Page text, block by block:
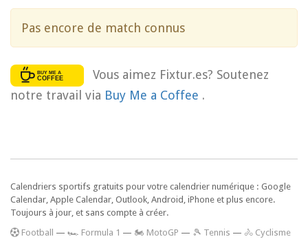
Pas encore de match connus
Vous aimez Fixtur.es? Soutenez
notre travail via Buy Me a Coffee .
Calendriers sportifs gratuits pour votre calendrier numérique : Google
Calendar, Apple Calendar, Outlook, Android, iPhone et plus encore.
Toujours à jour, et sans compte à créer.
Football — 🏎️ Formula 1 — 🏍 MotoGP — 🎾 Tennis — 🚴 Cyclisme